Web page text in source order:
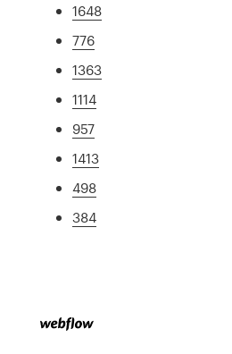
1648
776
1363
1114
957
1413
498
384